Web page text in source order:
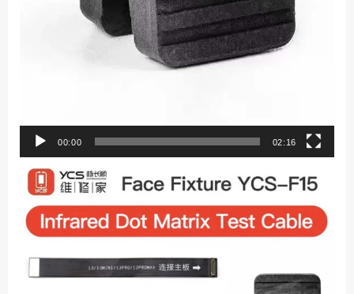
00:00 02:16